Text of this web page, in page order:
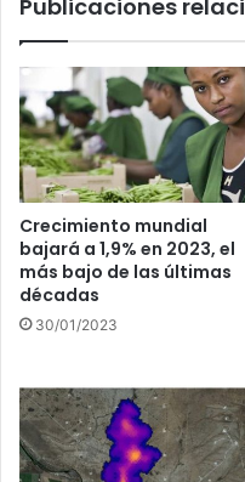
Publicaciones
Crecimiento mundial
bajará a 1,9% en 2023, el
más bajo de las últimas
décadas
30/01/2023